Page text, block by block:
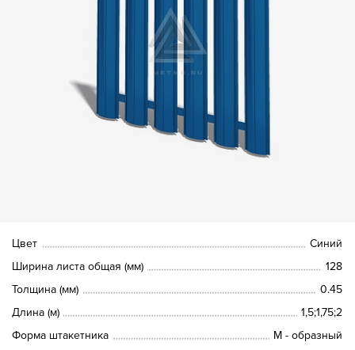
Цвет
Синий
Ширина листа общая (мм)
128
Толщина (мм)
0.45
Длина (м)
1,5;1,75;2
Форма штакетника
М - образный